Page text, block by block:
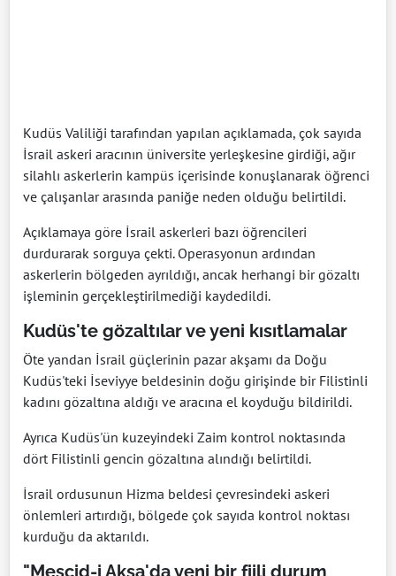
Kudüs Valiliği tarafından yapılan açıklamada, çok sayıda
İsrail askeri aracının üniversite yerleşkesine girdiği, ağır
silahlı askerlerin kampüs içerisinde konuşlanarak öğrenci
ve çalışanlar arasında paniğe neden olduğu belirtildi.
Açıklamaya göre İsrail askerleri bazı öğrencileri
durdurarak sorguya çekti. Operasyonun ardından
askerlerin bölgeden ayrıldığı, ancak herhangi bir gözaltı
işleminin gerçekleştirilmediği kaydedildi.
Kudüs'te gözaltılar ve yeni kısıtlamalar
Öte yandan İsrail güçlerinin pazar akşamı da Doğu
Kudüs'teki İseviyye beldesinin doğu girişinde bir Filistinli
kadını gözaltına aldığı ve aracına el koyduğu bildirildi.
Ayrıca Kudüs'ün kuzeyindeki Zaim kontrol noktasında
dört Filistinli gencin gözaltına alındığı belirtildi.
İsrail ordusunun Hizma beldesi çevresindeki askeri
önlemleri artırdığı, bölgede çok sayıda kontrol noktası
kurduğu da aktarıldı.